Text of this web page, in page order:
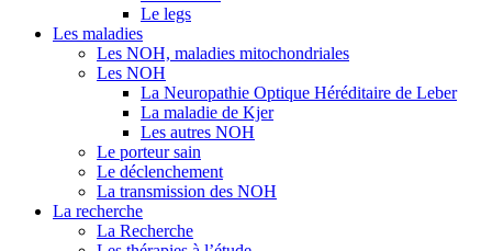
Le legs
Les maladies
Les NOH, maladies mitochondriales
Les NOH
La Neuropathie Optique Héréditaire de Leber
La maladie de Kjer
Les autres NOH
Le porteur sain
Le déclenchement
La transmission des NOH
La recherche
La Recherche